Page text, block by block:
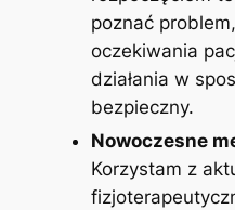
poznać
oczekiwania
działania w
bezpieczny.
Nowoczesne
Korzystam z